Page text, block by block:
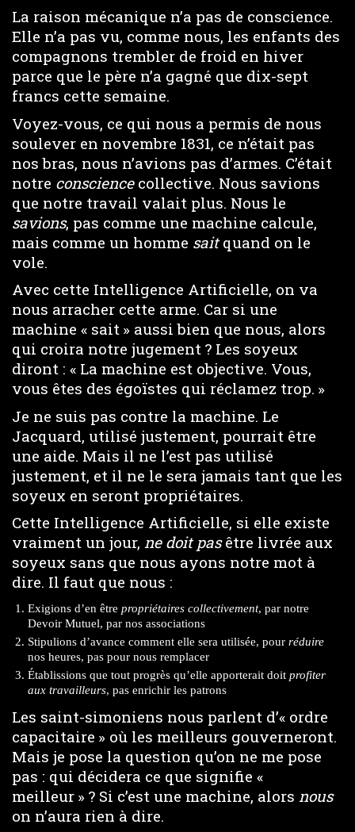
La raison mécanique n’a pas de conscience.
Elle n’a pas vu, comme nous, les enfants des
compagnons trembler de froid en hiver
parce que le père n’a gagné que dix-sept
francs cette semaine.
Voyez-vous, ce qui nous a permis de nous
soulever en novembre 1831, ce n’était pas
nos bras, nous n’avions pas d’armes. C’était
notre consciencecollective. Nous savions
que notre travail valait plus. Nous le
savions, pas comme une machine calcule,
mais comme un homme saitquand on le
vole.
Avec cette Intelligence Artificielle, on va
nous arracher cette arme. Car si une
machine « sait » aussi bien que nous, alors
qui croira notre jugement ? Les soyeux
diront : « La machine est objective. Vous,
vous êtes des égoïstes qui réclamez trop. »
Je ne suis pas contre la machine. Le
Jacquard, utilisé justement, pourrait être
une aide. Mais il ne l’est pas utilisé
justement, et il ne le sera jamais tant que les
soyeux en seront propriétaires.
Cette Intelligence Artificielle, si elle existe
vraiment un jour, ne doit pasêtre livrée aux
soyeux sans que nous ayons notre mot à
dire. Il faut que nous :
Exigions d’en être propriétaires collectivement, par notre
Devoir Mutuel, par nos associations
Stipulions d’avance comment elle sera utilisée, pour réduire
nos heures, pas pour nous remplacer
Établissions que tout progrès qu’elle apporterait doit profiter
aux travailleurs, pas enrichir les patrons
Les saint-simoniens nous parlent d’« ordre
capacitaire » où les meilleurs gouverneront.
Mais je pose la question qu’on ne me pose
pas : qui décidera ce que signifie «
meilleur » ? Si c’est une machine, alors nous
on n’aura rien à dire.